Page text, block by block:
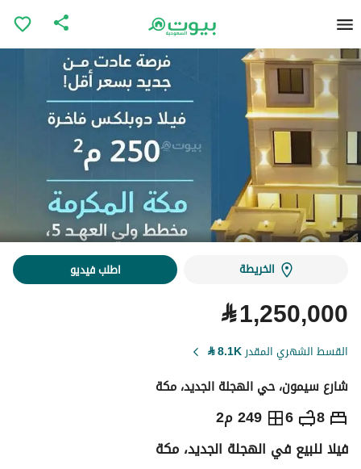
الخريطة اطلب فيديو
⃁1,250,000
القسط الشهري المقدر8.1K
⃁
شارع سيمون، حي الهجلة الجديد، مكة
8
6 249 م2 ⃁
1,250,000
التفاصيل معلومات ترخيص الإعلان
فيلا للبيع في الهجلة الجديد، مكة